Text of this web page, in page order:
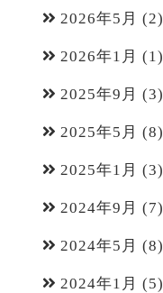
2026年5月 (2)
2026年1月 (1)
2025年9月 (3)
2025年5月 (8)
2025年1月 (3)
2024年9月 (7)
2024年5月 (8)
2024年1月 (5)